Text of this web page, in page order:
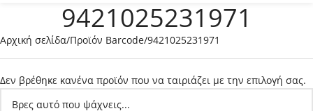
9421025231971
Αρχική σελίδα Προϊόν Barcode 9421025231971
Δεν βρέθηκε κανένα προϊόν που να ταιριάζει με την επιλογή σας.